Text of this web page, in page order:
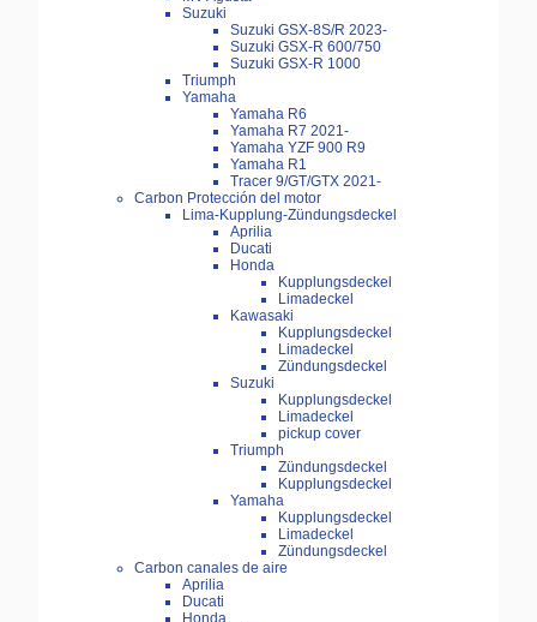
Suzuki
Suzuki GSX-8S/R 2023-
Suzuki GSX-R 600/750
Suzuki GSX-R 1000
Triumph
Yamaha
Yamaha R6
Yamaha R7 2021-
Yamaha YZF 900 R9
Yamaha R1
Tracer 9/GT/GTX 2021-
Carbon Protección del motor
Lima-Kupplung-Zündungsdeckel
Aprilia
Ducati
Honda
Kupplungsdeckel
Limadeckel
Kawasaki
Kupplungsdeckel
Limadeckel
Zündungsdeckel
Suzuki
Kupplungsdeckel
Limadeckel
pickup cover
Triumph
Zündungsdeckel
Kupplungsdeckel
Yamaha
Kupplungsdeckel
Limadeckel
Zündungsdeckel
Carbon canales de aire
Aprilia
Ducati
Honda